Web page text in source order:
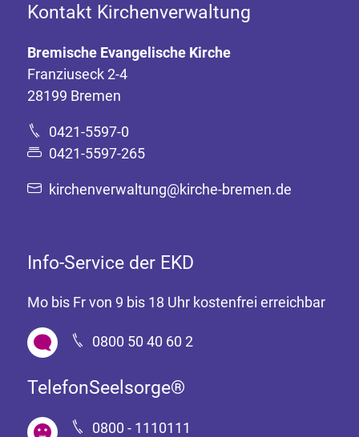
Kontakt Kirchenverwaltung
Bremische Evangelische Kirche
Franziuseck 2-4
28199 Bremen
0421-5597-0
0421-5597-265
kirchenverwaltung@kirche-bremen.de
Info-Service der EKD
Mo bis Fr von 9 bis 18 Uhr kostenfrei erreichbar
0800 50 40 60 2
TelefonSeelsorge®
0800 - 1110111